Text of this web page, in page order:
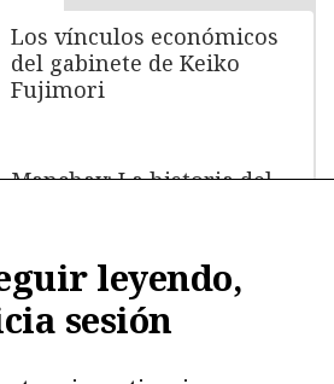
Los vínculos económicos
del gabinete de Keiko
Fujimori
Manchay: La historia del
El impacto de El Niño: más
mamíferos marinos
leyendo,
sesión